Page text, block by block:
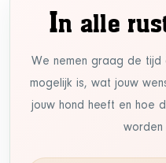
In alle
We nemen graag de
mogelijk is, wat jouw
jouw hond heeft en hoe
worden